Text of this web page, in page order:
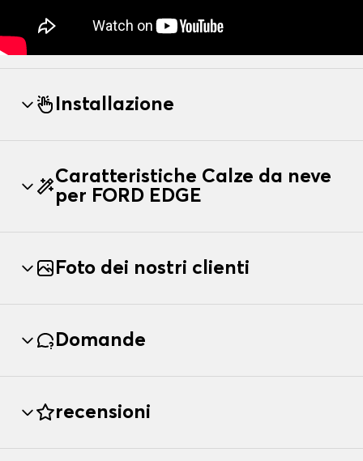
Installazione
Caratteristiche Calze da neve
per FORD EDGE
Foto dei nostri clienti
Domande
recensioni